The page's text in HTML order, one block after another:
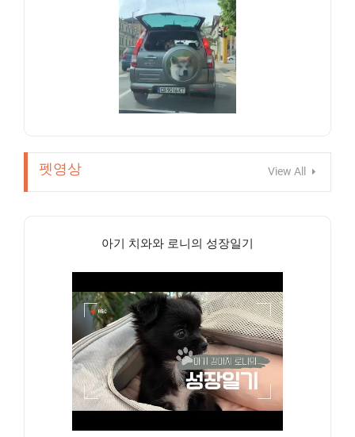
펫영상 View All
아기 치와와 로니의 성장일기